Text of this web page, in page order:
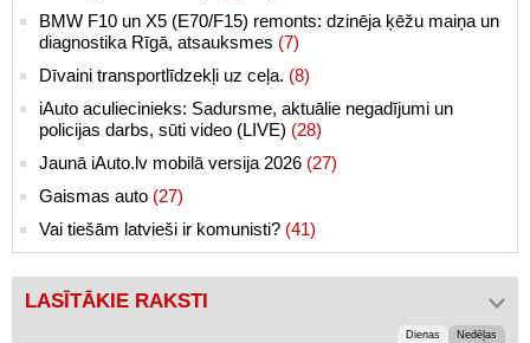
BMW F10 un X5 (E70/F15) remonts: dzinēja ķēžu maiņa un
diagnostika Rīgā, atsauksmes (7)
Dīvaini transportlīdzekļi uz ceļa. (8)
iAuto aculiecinieks: Sadursme, aktuālie negadījumi un
policijas darbs, sūti video (LIVE) (28)
Jaunā iAuto.lv mobilā versija 2026 (27)
Gaismas auto (27)
Vai tiešām latvieši ir komunisti? (41)
LASĪTĀKIE RAKSTI
Dienas Nedēļas